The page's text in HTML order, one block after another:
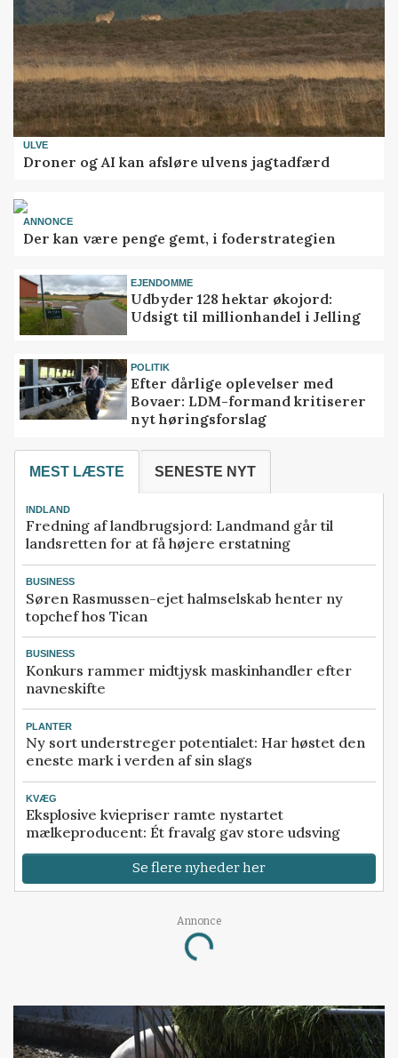
ULVE
Droner og AI kan afsløre ulvens jagtadfærd
ANNONCE
Der kan være penge gemt, i foderstrategien
EJENDOMME
Udbyder 128 hektar økojord:
Udsigt til millionhandel i Jelling
POLITIK
Efter dårlige oplevelser med
Bovaer: LDM-formand kritiserer
nyt høringsforslag
MEST LÆSTE SENESTE NYT
INDLAND
Fredning af landbrugsjord: Landmand går til
landsretten for at få højere erstatning
BUSINESS
Søren Rasmussen-ejet halmselskab henter ny
topchef hos Tican
BUSINESS
Konkurs rammer midtjysk maskinhandler efter
navneskifte
PLANTER
Ny sort understreger potentialet: Har høstet den
eneste mark i verden af sin slags
KVÆG
Eksplosive kviepriser ramte nystartet
mælkeproducent: Ét fravalg gav store udsving
Se flere nyheder her
Annonce
Loading...